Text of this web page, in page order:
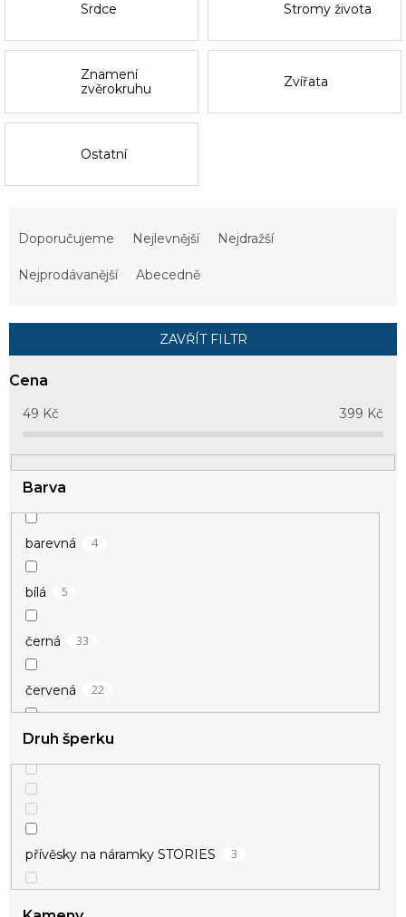
Srdce Stromy života
Znamení
zvěrokruhu
Zvířata
Ostatní
r
o
t
ů
Doporučujeme Nejlevnější Nejdražší
Nejprodávanější Abecedně
ZAVŘÍT FILTR
Cena
49 Kč 399 Kč
Barva
barevná 4
bílá 5
černá 33
červená 22
duhová 1
fialová
champagne
modrá 26
Druh šperku
přívěsky na náramky STORIES 3